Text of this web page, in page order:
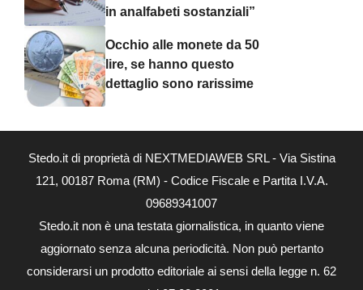
in analfabeti sostanziali”
Occhio alle monete da 50
lire, se hanno questo
dettaglio sono rarissime
Stedo.it di proprietà di NEXTMEDIAWEB SRL - Via Sistina
121, 00187 Roma (RM) - Codice Fiscale e Partita I.V.A.
09689341007
Stedo.it non è una testata giornalistica, in quanto viene
aggiornato senza alcuna periodicità. Non può pertanto
considerarsi un prodotto editoriale ai sensi della legge n. 62